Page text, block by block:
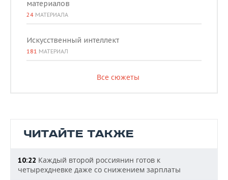
материалов
24 МАТЕРИАЛА
Искусственный интеллект
181 МАТЕРИАЛ
Все сюжеты
ЧИТАЙТЕ ТАКЖЕ
10:22 Каждый второй россиянин готов к
четырехдневке даже со снижением зарплаты